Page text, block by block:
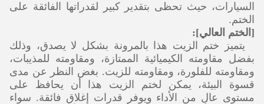
السيارات، حيث تحظى بتقدير كبير لقدراتها الفائقة على
الختم.
[الختم العالي]:
يتميز ختم الزيت هذا بالمرونة بشكل لا يصدق، وذلك
بفضل مقاومته الكيميائية الممتازة، ومقاومته للمذيبات،
ومقاومته للفلورة، ومقاومته للزيت. بغض النظر عن مدى
قسوة البيئة، يمكن لختم الزيت هذا أن يحافظ على
مستوى عالٍ من الأداء ويوفر قدرات إغلاق فائقة. سواء